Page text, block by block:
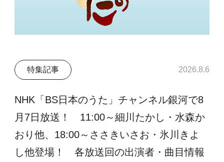
特集記事 2026.8.6
NHK「BS日本のうた」チャンネル銀河で8
月7日放送！ 11:00～細川たかし・水森か
おり他、18:00～ささきいさお・氷川きよ
し他登場！ 各放送回の出演者・曲目情報